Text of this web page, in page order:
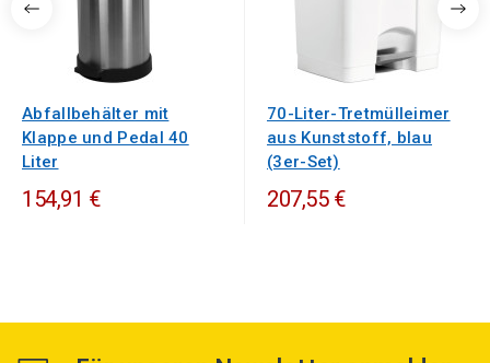
Abfallbehälter mit
Klappe und Pedal 40
Liter
154,91 €
70-Liter-Tretmülleimer
aus Kunststoff, blau
(3er-Set)
207,55 €